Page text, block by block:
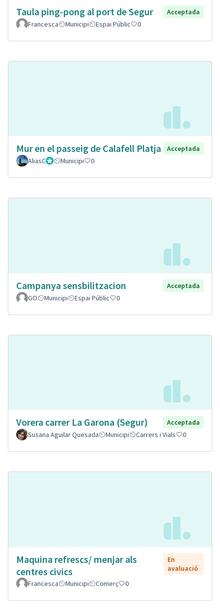
Taula ping-pong al port de Segur
Acceptada
Francesca
Municipi Espai Públic 0
Mur en el passeig de Calafell Platja
Acceptada
AliasCGestorMunicipi 0
Campanya sensbilitzacion
Acceptada
GO
Municipi Espai Públic 0
Vorera carrer La Garona (Segur)
Acceptada
Susana Aguilar Quesada
Municipi Carrers i Vials 0
Maquina refrescs/ menjar als
centres civics
En
avaluació
Francesca
Municipi Comerç 0